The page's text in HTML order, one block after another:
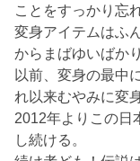
ことをすっかり忘
変身アイテムはふ
からまばゆいばか
以前、変身の最中
れ以来むやみに変
2012年よりこの日
し続ける。